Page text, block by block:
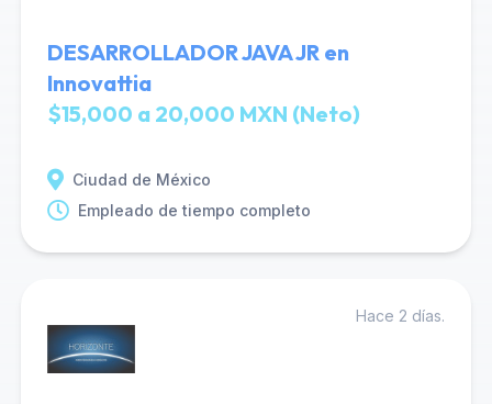
DESARROLLADOR JAVA JR en
Innovattia
$15,000 a 20,000 MXN (Neto)
Ciudad de México
Empleado de tiempo completo
Hace 2 días.